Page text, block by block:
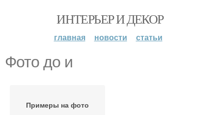
ИНТЕРЬЕР И ДЕКОР
главная новости статьи
Фото до и
Примеры на фото